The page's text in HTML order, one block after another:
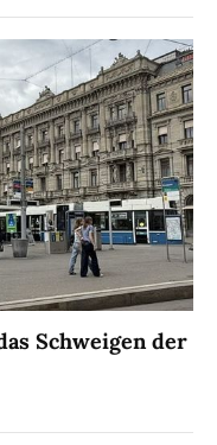
Schweigen der